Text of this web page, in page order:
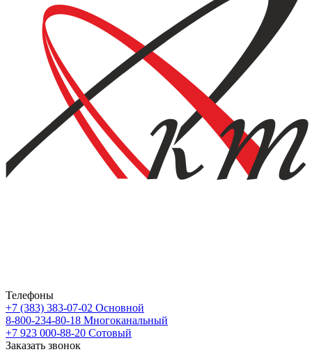
Телефоны
+7 (383) 383-07-02 Основной
8-800-234-80-18 Многоканальный
+7 923 000-88-20 Сотовый
Заказать звонок